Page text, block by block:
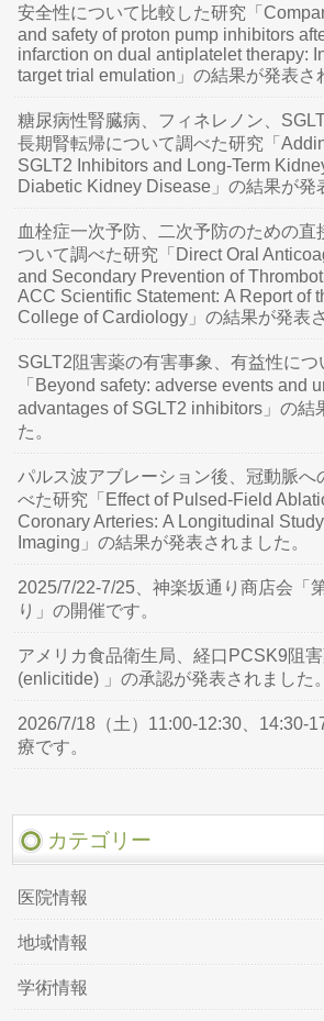
安全性について比較した研究「
and safety of proton pump inhibitors
infarction on dual antiplatelet therapy:
target trial emulation」の結果が発表さ
糖尿病性腎臓病、フィネレノン、
長期腎転帰について調べた研究「
SGLT2 Inhibitors and Long-Term
Diabetic Kidney Disease」の結果が発
血栓症一次予防、二次予防のための直
ついて調べた研究「Direct Oral
and Secondary Prevention of
ACC Scientific Statement: A Report of
College of Cardiology」の結果が発表
SGLT2阻害薬の有害事象、有益性につ
「Beyond safety: adverse events and
advantages of SGLT2 inhibitors」の結
た。
パルス波アブレーション後、冠動脈へ
べた研究「Effect of Pulsed-Field
Coronary Arteries: A Longitudinal
Imaging」の結果が発表されました。
2025/7/22-7/25、神楽坂通り商店会「
り」の開催です。
アメリカ食品衛生局、経口PCSK9阻
(enlicitide) 」の承認が発表されました。
2026/7/18（土）11:00-12:30、14:30-
療です。
カテゴリー
医院情報
地域情報
学術情報